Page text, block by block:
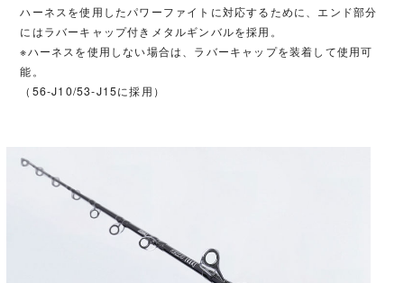
ハーネスを使用したパワーファイトに対応するために、エンド部分
にはラバーキャップ付きメタルギンバルを採用。
※ハーネスを使用しない場合は、ラバーキャップを装着して使用可
能。
（56-J10/53-J15に採用）